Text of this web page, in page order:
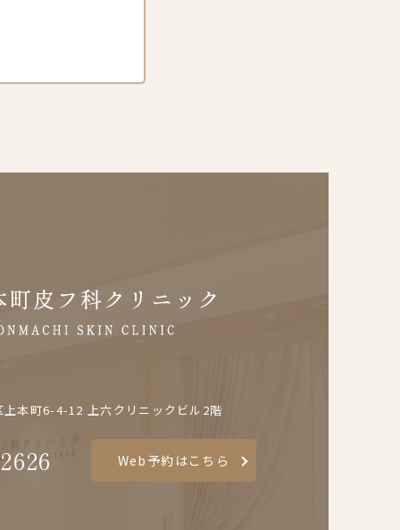
上本町6-4-12上六クリニックビル2階
Web予約はこちら